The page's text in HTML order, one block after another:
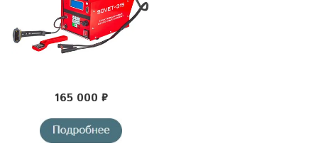
165 000 ₽